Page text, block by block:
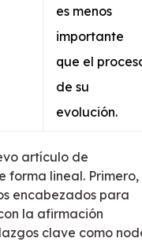
es menos
importante
que el
de su
evolución.
artículo de
forma lineal. Primero,
encabezados para
la afirmación
clave como